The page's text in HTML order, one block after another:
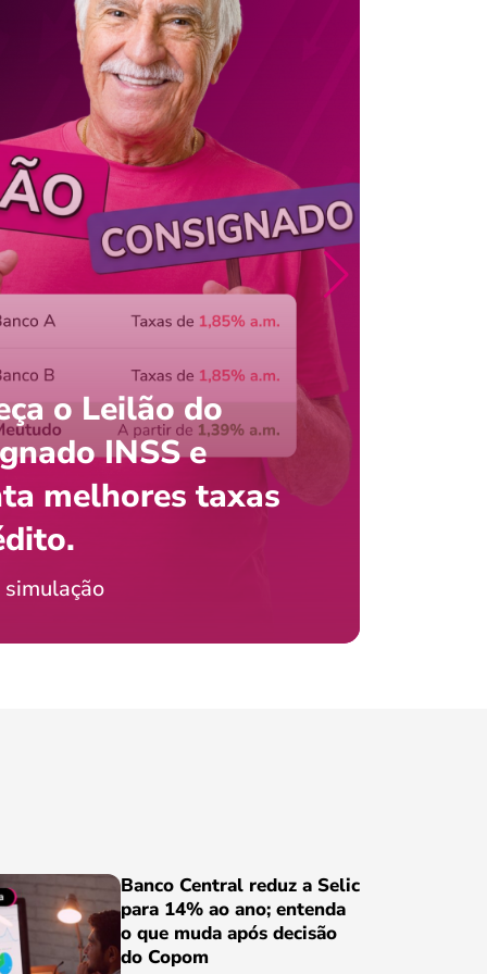
saldo do FGTS pelo
com o celular?
Jordão
o Leilão do
INSS e
melhores taxas
simulação
Banco Central reduz a Selic
para 14% ao ano; entenda
o que muda após decisão
do Copom